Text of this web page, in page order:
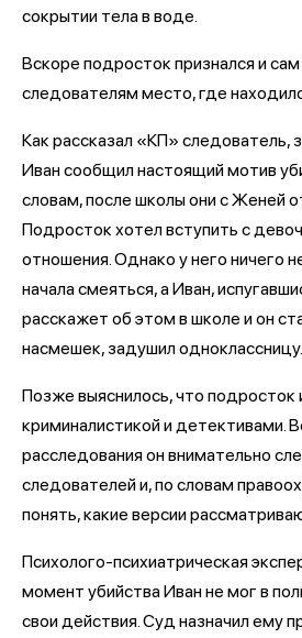
сокрытии тела в воде.
Вскоре подросток признался и сам
следователям место, где
Как рассказал «КП» следователь,
Иван сообщил настоящий мотив
словам, после школы они с Женей
Подросток хотел вступить с
отношения. Однако у него ничего
начала смеяться, а Иван,
расскажет об этом в школе и он
насмешек, задушил одноклассницу.
Позже выяснилось, что подросток
криминалистикой и детективами.
расследования он внимательно
следователей и, по словам
понять, какие версии
Психолого-психиатрическая
момент убийства Иван не мог в
свои действия. Суд назначил ему